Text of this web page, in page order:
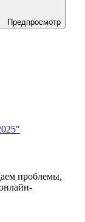
Предпросмотр
проблемы,